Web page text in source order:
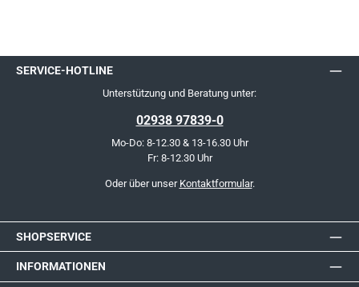
SERVICE-HOTLINE
Unterstützung und Beratung unter:
02938 97839-0
Mo-Do: 8-12.30 & 13-16.30 Uhr
Fr: 8-12.30 Uhr
Oder über unser Kontaktformular.
SHOPSERVICE
INFORMATIONEN